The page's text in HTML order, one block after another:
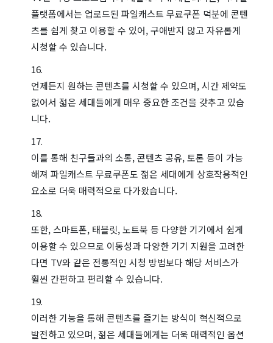
플랫폼에서는 업로드된 파일캐스트 무료쿠폰 덕분에 콘텐
츠를 쉽게 찾고 이용할 수 있어, 구애받지 않고 자유롭게
시청할 수 있습니다.
언제든지 원하는 콘텐츠를 시청할 수 있으며, 시간 제약도
없어서 젋은 세대들에게 매우 중요한 조건을 갖추고 있습
니다.
이를 통해 친구들과의 소통, 콘텐츠 공유, 토론 등이 가능
해져 파일캐스트 무료쿠폰도 젊은 세대에게 상호작용적인
요소로 더욱 매력적으로 다가왔습니다.
또한, 스마트폰, 태블릿, 노트북 등 다양한 기기에서 쉽게
이용할 수 있으므로 이동성과 다양한 기기 지원을 고려한
다면 TV와 같은 전통적인 시청 방법보다 해당 서비스가
훨씬 간편하고 편리할 수 있습니다.
이러한 기능을 통해 콘텐츠를 즐기는 방식이 혁신적으로
발전하고 있으며, 젊은 세대들에게는 더욱 매력적인 옵션